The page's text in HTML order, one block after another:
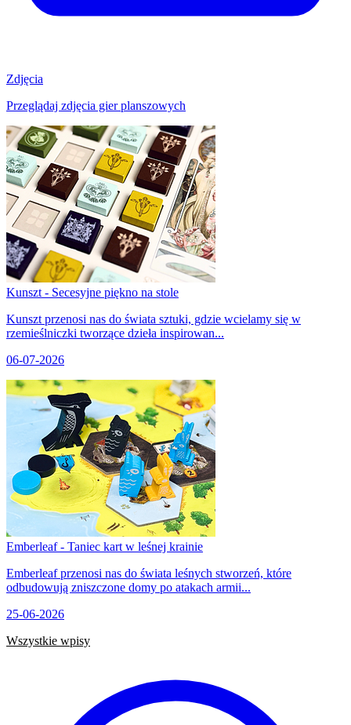
Zdjęcia
Przeglądaj zdjęcia gier planszowych
Kunszt - Secesyjne piękno na stole
Kunszt przenosi nas do świata sztuki, gdzie wcielamy się w
rzemieślniczki tworzące dzieła inspirowan...
06-07-2026
Emberleaf - Taniec kart w leśnej krainie
Emberleaf przenosi nas do świata leśnych stworzeń, które
odbudowują zniszczone domy po atakach armii...
25-06-2026
Wszystkie wpisy